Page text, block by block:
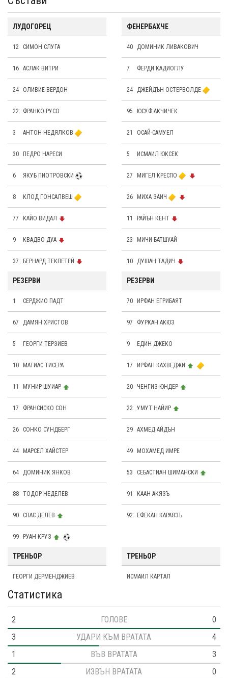
ЛУДОГОРЕЦ
12 СИМОН СЛУГА
16 АСЛАК ВИТРИ
24 OЛИВИЕ ВЕРДОН
22 ФРАНКО РУСО
3 АНТОН НЕДЯЛКОВ
30 ПЕДРО НАРЕСИ
6 ЯКУБ ПИОТРОВСКИ
8 КЛОД ГОНСАЛВЕШ
77 КАЙО ВИДАЛ
9 КВАДВО ДУА
37 БЕРНАРД ТЕКПЕТЕЙ
РЕЗЕРВИ
1 СЕРДЖИО ПАДТ
67 ДАМЯН ХРИСТОВ
5 ГЕОРГИ ТЕРЗИЕВ
10 МАТИАС ТИСЕРА
11 МУНИР ШУИАР
17 ФРАНСИСКО СОН
26 СОНКО СУНДБЕРГ
44 МАРСЕЛ ХAЙСТЕР
64 ДОМИНИК ЯНКОВ
88 ТОДОР НЕДЕЛЕВ
90 СПАС ДЕЛЕВ
99 РУАН КРУЗ
ФЕНЕРБАХЧЕ
40 ДОМИНИК ЛИВАКОВИЧ
7 ФЕРДИ КАДИОГЛУ
24 ДЖЕЙДЪН ОСТЕРВОЛДЕ
95 ЮСУФ АКЧИЧЕК
21 ОСАЙ-САМУЕЛ
5 ИСМАИЛ ЮКСЕК
27 МИГЕЛ КРЕСПО
26 МИХА ЗАИЧ
11 РАЙЪН КЕНТ
23 МИЧИ БАТШУАЙ
10 ДУШАН ТАДИЧ
РЕЗЕРВИ
70 ИРФАН ЕГРИБАЯТ
97 ФУРКАН АКЮЗ
9 ЕДИН ДЖЕКО
17 ИРФАН КАХВЕДЖИ
20 ЧЕНГИЗ ЮНДЕР
22 УМУТ НАЙИР
29 АХМЕД АЙДЪН
49 МОХАМЕД ИМРЕ
53 СЕБАСТИАН ШИМАНСКИ
91 КААН АКЯЗЪ
92 ЕФЕКАН КАРАЯЗЪ
ТРЕНЬОР
ГЕОРГИ ДЕРМЕНДЖИЕВ
ТРЕНЬОР
ИСМАИЛ КАРТАЛ
Статистика
2 ГОЛОВЕ
0
3
УДАРИ КЪМ ВРАТАТА
4
1
ВЪВ ВРАТАТА
3
2
ИЗВЪН ВРАТАТА
0